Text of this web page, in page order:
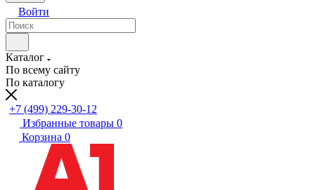
Войти
Каталог
По всему сайту
По каталогу
+7 (499) 229-30-12
Избранные товары 0
Корзина 0